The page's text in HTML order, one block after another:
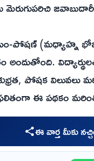
మెరుగుపరిచి
పోషణ్ (మధ్యాహ్న
అందుతోంది.
పోషక విలువలు
ఈ పథకం
ఈ వార్త మీకు